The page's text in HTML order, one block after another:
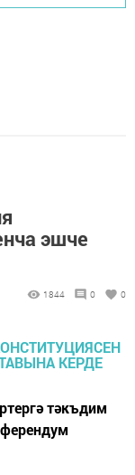
эшче
1844 0 0
тәкъдим